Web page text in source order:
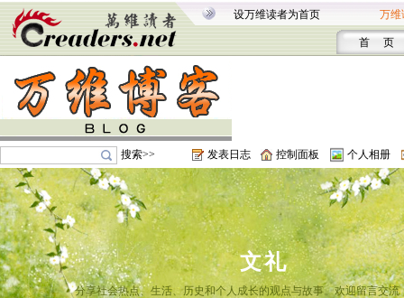
设万维读者为首页 万维
首 页
搜索>> 发表日志 控制面板 个人相册
文礼
分享社会热点、生活、历史和个人成长的观点与故事。欢迎留言交流